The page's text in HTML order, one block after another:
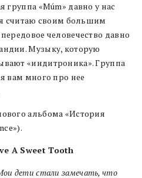
группа «Múm» давно у нас
я считаю своим большим
человечество давно
Музыку, которую
«индитроника». Группа
вам много про нее
альбома «История
A Sweet Tooth
дети стали замечать, что